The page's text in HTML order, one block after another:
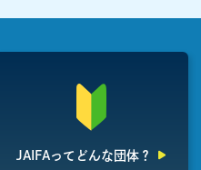
JAIFAって どんな団体？